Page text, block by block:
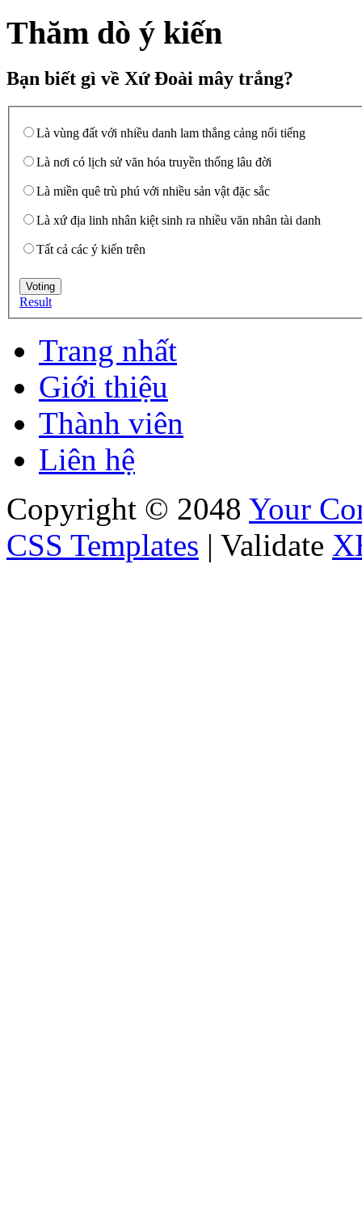
Thăm dò ý kiến
Bạn biết gì về Xứ Đoài mây trắng?
Là vùng đất với nhiều danh lam thắng cảng nổi tiếng
Là nơi có lịch sử văn hóa truyền thống lâu đời
Là miền quê trù phú với nhiều sản vật đặc sắc
Là xứ địa linh nhân kiệt sinh ra nhiều văn nhân tài danh
Tất cả các ý kiến trên
Result
Trang nhất
Giới thiệu
Thành viên
Liên hệ
Copyright © 2048 Your
CSS Templates | Validate